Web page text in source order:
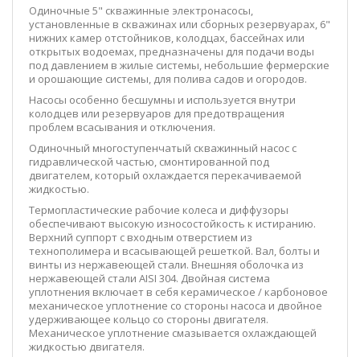
Одиночные 5" скважинные электронасосы,
установленные в скважинах или сборных резервуарах, 6"
нижних камер отстойников, колодцах, бассейнах или
открытых водоемах, предназначены для подачи воды
под давлением в жилые системы, небольшие фермерские
и орошающие системы, для полива садов и огородов.
Насосы особенно бесшумны и используется внутри
колодцев или резервуаров для предотвращения
проблем всасывания и отключения.
Одиночный многоступенчатый скважинный насос с
гидравлической частью, смонтированной под
двигателем, который охлаждается перекачиваемой
жидкостью.
Термопластические рабочие колеса и диффузоры
обеспечивают высокую износостойкость к истиранию.
Верхний суппорт с входным отверстием из
технополимера и всасывающей решеткой. Вал, болты и
винты из нержавеющей стали. Внешняя оболочка из
нержавеющей стали AISI 304. Двойная система
уплотнения включает в себя керамическое / карбоновое
механическое уплотнение со стороны насоса и двойное
удерживающее кольцо со стороны двигателя.
Механическое уплотнение смазывается охлаждающей
жидкостью двигателя.